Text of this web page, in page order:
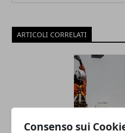
Consenso sui
ARTICOLI CORRELATI